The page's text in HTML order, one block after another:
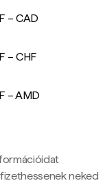
– CAD
– CHF
– AMD
neked